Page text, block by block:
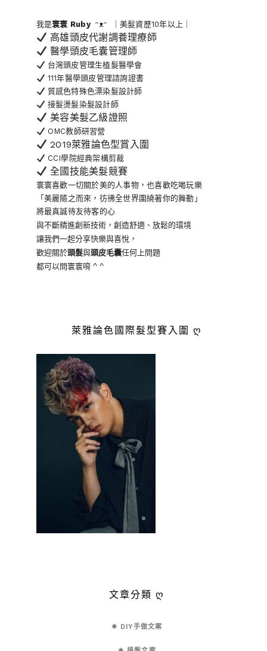
我是寰寰 Rubyᵔᴥᵔ ｜美髮資歷10年以上｜
高雄頭皮代謝調養理療師
醫學頭皮毛囊管理師
台灣頭皮管理生植髮醫學會
111年醫學頭皮管理諮詢證書
質感色特殊色漂染髮設計師
接髮燙髮染髮設計師
美容美髮乙級證照
OMC教師研習營
2019萊雅論色型賞入圍
CCI學院經典架構剪裁
全國技能美髮競賽
寰寰喜歡一切關於美的人事物，也喜歡吃喝玩樂
「美麗隨之而來，彷彿全世界圍繞著你的舞動」
將最真誠待友待客的心
與不斷精進創新技術，創造舒適、放鬆的環境
讓我們一起分享快樂與喜悅，
歡迎關於頭髮與頭皮毛囊任何上問題
都可以問寰寰唷 ^ ^
萊雅論色國際髮型賽入圍 ღ
文章分類 ღ
✵ DIY手做文案